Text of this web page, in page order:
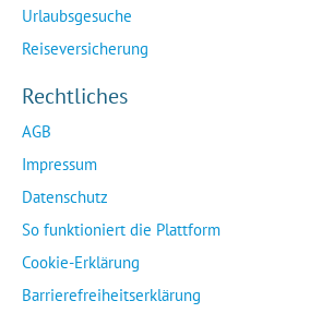
Urlaubsgesuche
Reiseversicherung
Rechtliches
AGB
Impressum
Datenschutz
So funktioniert die Plattform
Cookie-Erklärung
Barrierefreiheitserklärung